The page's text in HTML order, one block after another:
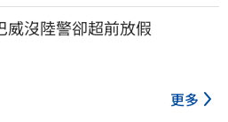
威沒陸警卻超前放假
更多